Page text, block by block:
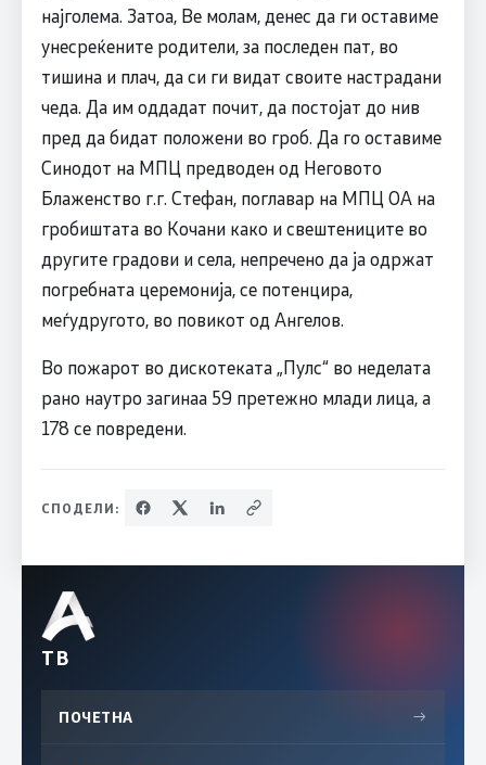
најголема. Затоа, Ве молам, денес да ги оставиме
унесреќените родители, за последен пат, во
тишина и плач, да си ги видат своите настрадани
чеда. Да им оддадат почит, да постојат до нив
пред да бидат положени во гроб. Да го оставиме
Синодот на МПЦ предводен од Неговото
Блаженство г.г. Стефан, поглавар на МПЦ ОА на
гробиштата во Кочани како и свештениците во
другите градови и села, непречено да ја одржат
погребната церемонија, се потенцира,
меѓудругото, во повикот од Ангелов.
Во пожарот во дискотеката „Пулс“ во неделата
рано наутро загинаа 59 претежно млади лица, а
178 се повредени.
СПОДЕЛИ:
ТВ
ПОЧЕТНА →